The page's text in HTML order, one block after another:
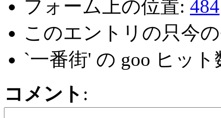
フォーム上の位置: 484
このエントリの只今
`一番街' の goo ヒッ
コメント :